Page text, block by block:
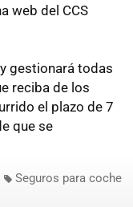
web del CCS
gestionará todas
reciba de los
el plazo de 7
que se
Seguros para coche